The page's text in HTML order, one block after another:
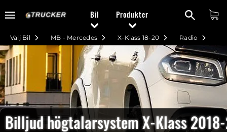
Bil Produkter
Radio
X-Klass 18-20
MB - Mercedes
Välj Bil
Billjud högtalarsystem X-Klass